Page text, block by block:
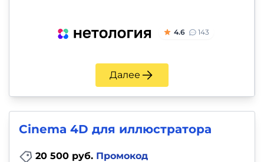
4.6 143
Далее
Cinema 4D для иллюстратора
20 500 руб. Промокод